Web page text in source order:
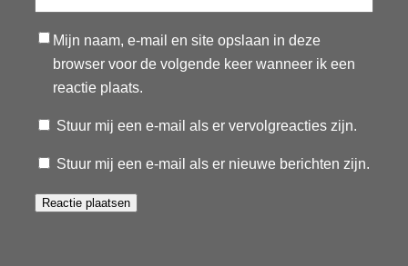
Mijn naam, e-mail en site opslaan in deze
browser voor de volgende keer wanneer ik een
reactie plaats.
Stuur mij een e-mail als er vervolgreacties zijn.
Stuur mij een e-mail als er nieuwe berichten zijn.